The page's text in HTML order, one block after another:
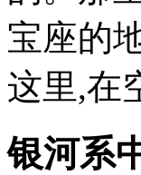
宝座的
这里,在
银河系